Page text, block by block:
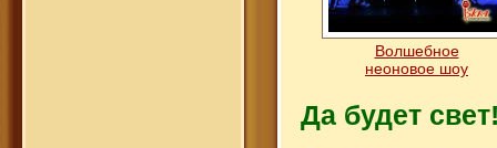
Волшебное
неоновое шоу
Да будет